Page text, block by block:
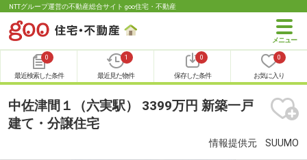
NTTグループ運営の不動産総合サイト goo住宅・不動産
0
最近検索した条件
1
最近見た物件
0
保存した条件
0
お気に入り
中佐津間１（六実駅） 3399万円 新築一戸
建て・分譲住宅
情報提供元 SUUMO